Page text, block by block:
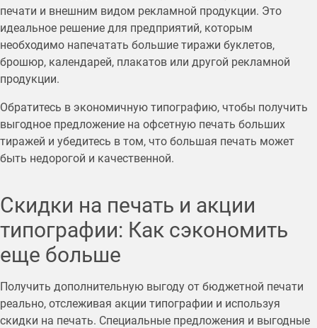
печати и внешним видом рекламной продукции. Это
идеальное решение для предприятий, которым
необходимо напечатать большие тиражи буклетов,
брошюр, календарей, плакатов или другой рекламной
продукции.
Обратитесь в экономичную типографию, чтобы получить
выгодное предложение на офсетную печать больших
тиражей и убедитесь в том, что большая печать может
быть недорогой и качественной.
Скидки на печать и акции
типографии: Как сэкономить
еще больше
Получить дополнительную выгоду от бюджетной печати
реально, отслеживая акции типографии и используя
скидки на печать. Специальные предложения и выгодные